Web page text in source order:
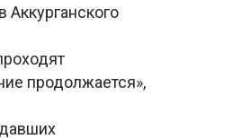
продолжается»,